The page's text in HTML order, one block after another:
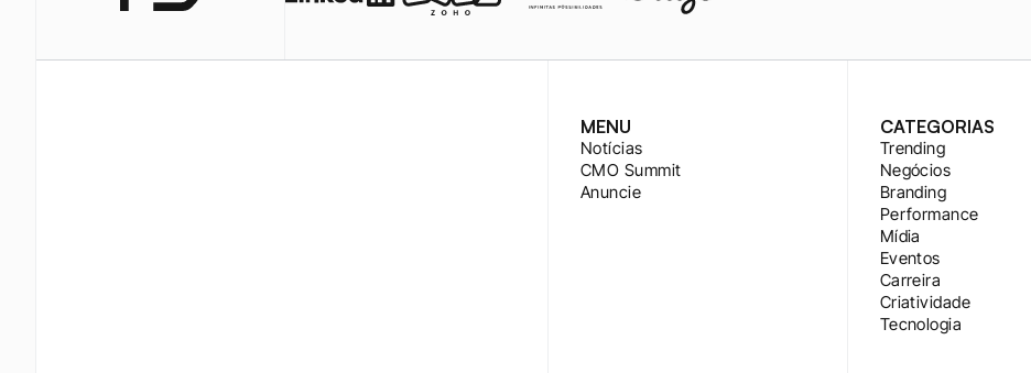
MENU
Notícias
CMO Summit
Anuncie
CATEGORIAS
Trending
Negócios
Branding
Performance
Mídia
Eventos
Carreira
Criatividade
Tecnologia